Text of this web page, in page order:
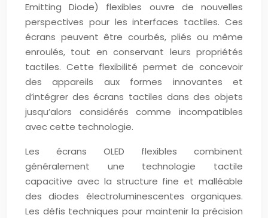
Emitting Diode) flexibles ouvre de nouvelles
perspectives pour les interfaces tactiles. Ces
écrans peuvent être courbés, pliés ou même
enroulés, tout en conservant leurs propriétés
tactiles. Cette flexibilité permet de concevoir
des appareils aux formes innovantes et
d’intégrer des écrans tactiles dans des objets
jusqu’alors considérés comme incompatibles
avec cette technologie.
Les écrans OLED flexibles combinent
généralement une technologie tactile
capacitive avec la structure fine et malléable
des diodes électroluminescentes organiques.
Les défis techniques pour maintenir la précision